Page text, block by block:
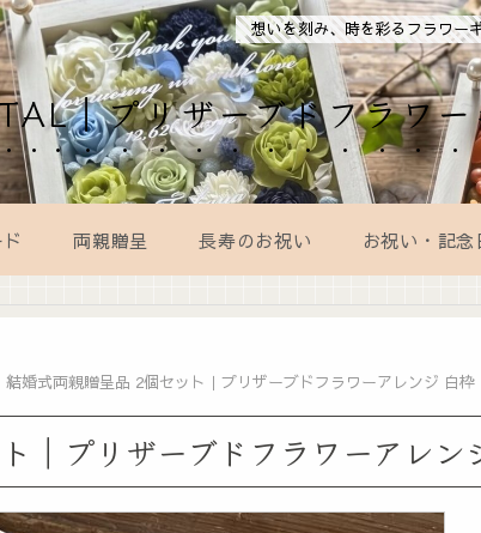
想いを刻み、時を彩るフラワー
｜プリザーブドフラワ
両親贈呈 長寿のお祝い お祝い・記念
結婚式両親贈呈品 2個セット｜プリザーブドフラワーアレンジ 白枠
｜プリザーブドフラワーアレ